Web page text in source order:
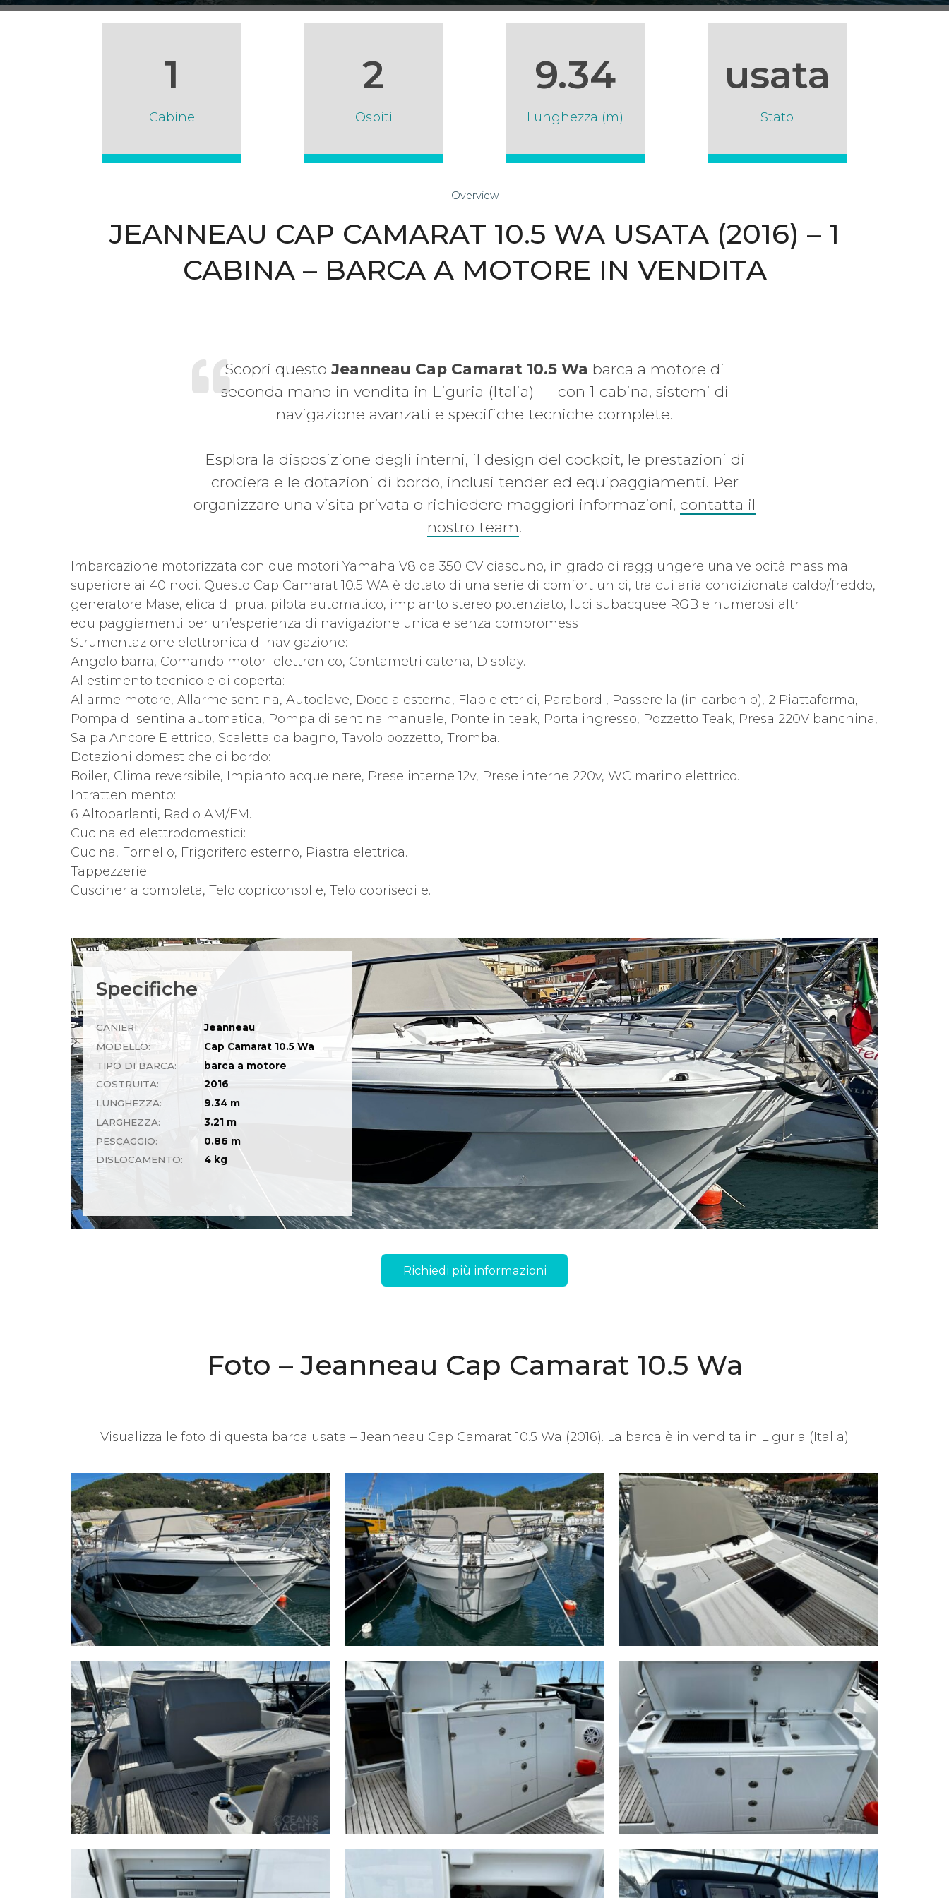
1
Cabine
2
Ospiti
9.34
Lunghezza (m)
usata
Stato
Overview
JEANNEAU CAP CAMARAT 10.5 WA USATA (2016) – 1
CABINA – BARCA A MOTORE IN VENDITA
Scopri questo Jeanneau Cap Camarat 10.5 Wa barca a motore di
seconda mano in vendita in Liguria (Italia) — con 1 cabina, sistemi di
navigazione avanzati e specifiche tecniche complete.
Esplora la disposizione degli interni, il design del cockpit, le prestazioni di
crociera e le dotazioni di bordo, inclusi tender ed equipaggiamenti. Per
organizzare una visita privata o richiedere maggiori informazioni, contatta il
nostro team.
Imbarcazione motorizzata con due motori Yamaha V8 da 350 CV ciascuno, in grado di raggiungere una velocità massima
superiore ai 40 nodi. Questo Cap Camarat 10.5 WA è dotato di una serie di comfort unici, tra cui aria condizionata caldo/freddo,
generatore Mase, elica di prua, pilota automatico, impianto stereo potenziato, luci subacquee RGB e numerosi altri
equipaggiamenti per un’esperienza di navigazione unica e senza compromessi.
Strumentazione elettronica di navigazione:
Angolo barra, Comando motori elettronico, Contametri catena, Display.
Allestimento tecnico e di coperta:
Allarme motore, Allarme sentina, Autoclave, Doccia esterna, Flap elettrici, Parabordi, Passerella (in carbonio), 2 Piattaforma,
Pompa di sentina automatica, Pompa di sentina manuale, Ponte in teak, Porta ingresso, Pozzetto Teak, Presa 220V banchina,
Salpa Ancore Elettrico, Scaletta da bagno, Tavolo pozzetto, Tromba.
Dotazioni domestiche di bordo:
Boiler, Clima reversibile, Impianto acque nere, Prese interne 12v, Prese interne 220v, WC marino elettrico.
Intrattenimento:
6 Altoparlanti, Radio AM/FM.
Cucina ed elettrodomestici:
Cucina, Fornello, Frigorifero esterno, Piastra elettrica.
Tappezzerie:
Cuscineria completa, Telo copriconsolle, Telo coprisedile.
Specifiche
CANIERI:
Jeanneau
MODELLO:
Cap Camarat 10.5 Wa
TIPO DI BARCA:
barca a motore
COSTRUITA:
2016
LUNGHEZZA:
9.34 m
LARGHEZZA:
3.21 m
PESCAGGIO:
0.86 m
DISLOCAMENTO:
4 kg
Richiedi più informazioni
Foto – Jeanneau Cap Camarat 10.5 Wa
Visualizza le foto di questa barca usata – Jeanneau Cap Camarat 10.5 Wa (2016). La barca è in vendita in Liguria (Italia)